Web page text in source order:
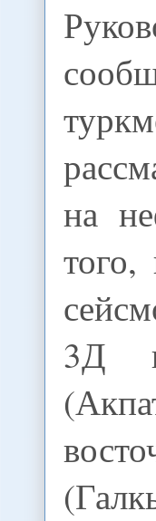
на
того,
3Д в